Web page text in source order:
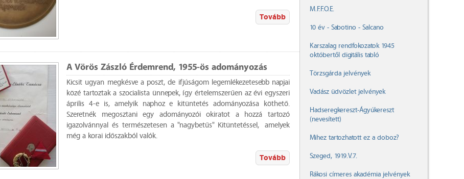
Tovább
A Vörös Zászló Érdemrend, 1955-ös adományozás
Kicsit ugyan megkésve a poszt, de ifjúságom legemlékezetesebb napjai
közé tartoztak a szocialista ünnepek, így értelemszerűen az évi egyszeri
április 4-e is, amelyik naphoz e kitüntetés adományozása köthető.
Szeretnék megosztani egy adományozói okiratot a hozzá tartozó
igazolvánnyal és természetesen a "nagybetűs" Kitüntetéssel, amelyek
még a korai időszakból valók.
Tovább
M.F.F.O.E.
10 év - Sabotino - Salcano
Karszalag rendfokozatok 1945
októbertől digitális tabló
Törzsgárda jelvények
Vadász üdvözlet jelvények
Hadseregkereszt-Ágyúkereszt
(nevesített)
Mihez tartozhatott ez a doboz?
Szeged, 1919.V.7.
Rákosi címeres akadémia jelvények